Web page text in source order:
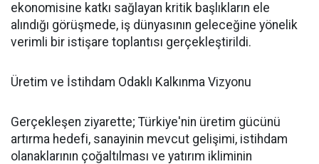
ekonomisine katkı sağlayan kritik başlıkların ele
alındığı görüşmede, iş dünyasının geleceğine yönelik
verimli bir istişare toplantısı gerçekleştirildi.
Üretim ve İstihdam Odaklı Kalkınma Vizyonu
Gerçekleşen ziyarette; Türkiye'nin üretim gücünü
artırma hedefi, sanayinin mevcut gelişimi, istihdam
olanaklarının çoğaltılması ve yatırım ikliminin